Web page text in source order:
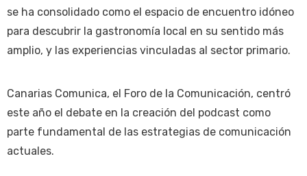
se ha consolidado como el espacio de encuentro idóneo
para descubrir la gastronomía local en su sentido más
amplio, y las experiencias vinculadas al sector primario.
Canarias Comunica, el Foro de la Comunicación, centró
este año el debate en la creación del podcast como
parte fundamental de las estrategias de comunicación
actuales.